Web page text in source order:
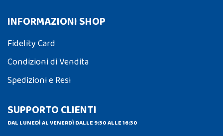
INFORMAZIONI SHOP
Fidelity Card
Condizioni di Vendita
Spedizioni e Resi
SUPPORTO CLIENTI
DAL LUNEDÌ AL VENERDÌ DALLE 9:30 ALLE 16:30